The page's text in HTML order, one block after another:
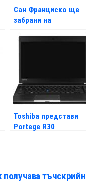
Сан Франциско ще
забрани на
купуват Mac
Toshiba представи
Portege R30
получава тъчскрийн